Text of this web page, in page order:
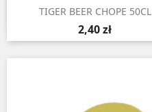
 Aperçu rapide
TIGER BEER CHOPE 50CL
2,40 zł